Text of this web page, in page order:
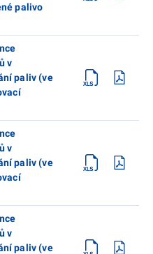
palivo
v
paliv (ve
v
paliv (ve
v
paliv (ve